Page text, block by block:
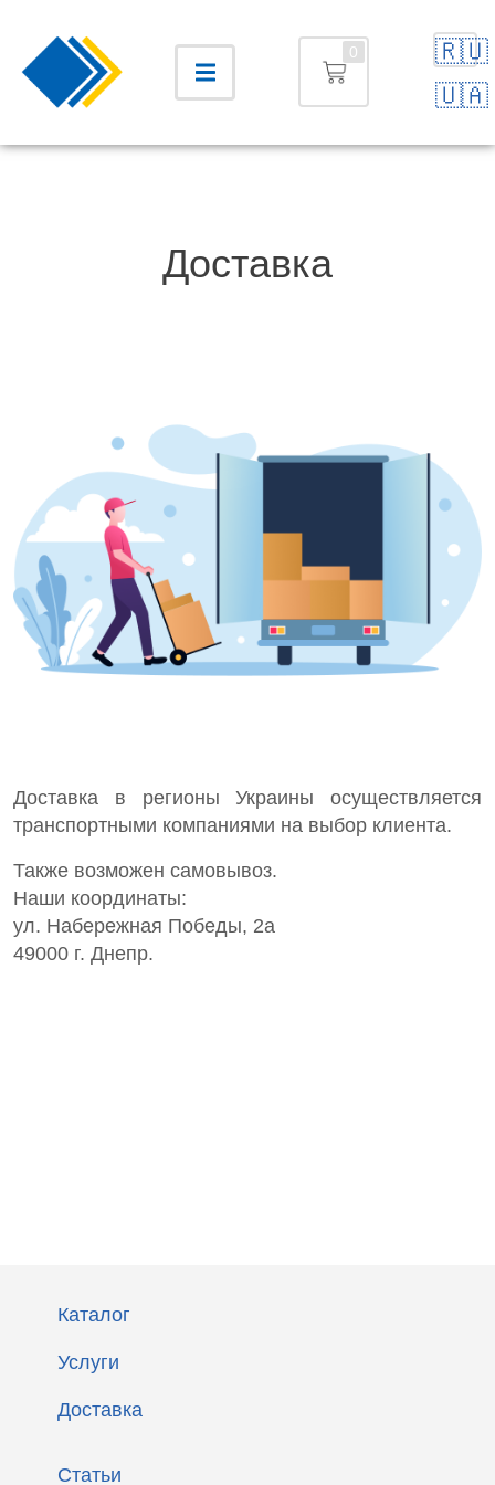
0
🇷🇺
🇺🇦
Доставка
Доставка в регионы Украины осуществляется
транспортными компаниями на выбор клиента.
Также возможен самовывоз.
Наши координаты:
ул. Набережная Победы, 2а
49000 г. Днепр.
Каталог
Услуги
Доставка
Статьи